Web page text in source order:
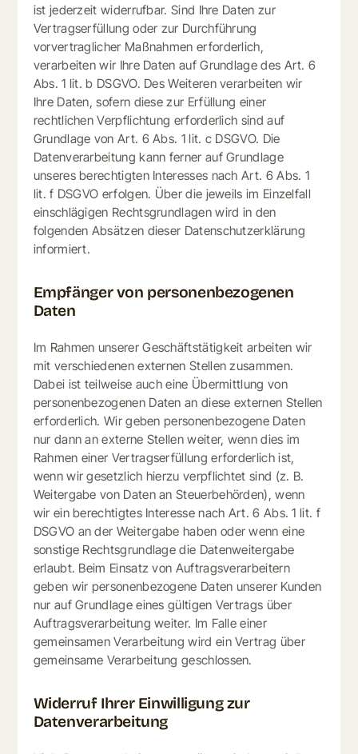
ist jederzeit widerrufbar. Sind Ihre Daten zur
Vertragserfüllung oder zur Durchführung
vorvertraglicher Maßnahmen erforderlich,
verarbeiten wir Ihre Daten auf Grundlage des Art. 6
Abs. 1 lit. b DSGVO. Des Weiteren verarbeiten wir
Ihre Daten, sofern diese zur Erfüllung einer
rechtlichen Verpflichtung erforderlich sind auf
Grundlage von Art. 6 Abs. 1 lit. c DSGVO. Die
Datenverarbeitung kann ferner auf Grundlage
unseres berechtigten Interesses nach Art. 6 Abs. 1
lit. f DSGVO erfolgen. Über die jeweils im Einzelfall
einschlägigen Rechtsgrundlagen wird in den
folgenden Absätzen dieser Datenschutzerklärung
informiert.
Empfänger von personenbezogenen
Daten
Im Rahmen unserer Geschäftstätigkeit arbeiten wir
mit verschiedenen externen Stellen zusammen.
Dabei ist teilweise auch eine Übermittlung von
personenbezogenen Daten an diese externen Stellen
erforderlich. Wir geben personenbezogene Daten
nur dann an externe Stellen weiter, wenn dies im
Rahmen einer Vertragserfüllung erforderlich ist,
wenn wir gesetzlich hierzu verpflichtet sind (z. B.
Weitergabe von Daten an Steuerbehörden), wenn
wir ein berechtigtes Interesse nach Art. 6 Abs. 1 lit. f
DSGVO an der Weitergabe haben oder wenn eine
sonstige Rechtsgrundlage die Datenweitergabe
erlaubt. Beim Einsatz von Auftragsverarbeitern
geben wir personenbezogene Daten unserer Kunden
nur auf Grundlage eines gültigen Vertrags über
Auftragsverarbeitung weiter. Im Falle einer
gemeinsamen Verarbeitung wird ein Vertrag über
gemeinsame Verarbeitung geschlossen.
Widerruf Ihrer Einwilligung zur
Datenverarbeitung